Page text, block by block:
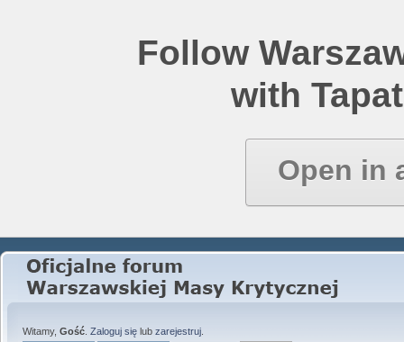
Follow
with
Open in
Witamy, Gość Zaloguj się lub zarejestruj